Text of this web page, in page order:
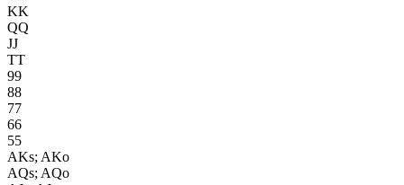
KK
QQ
JJ
TT
99
88
77
66
55
AKs; AKo
AQs; AQo